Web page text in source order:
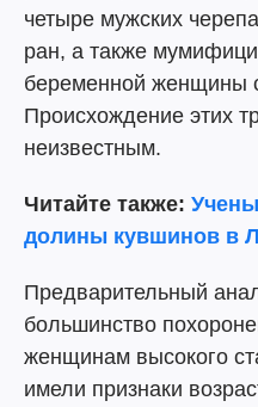
четыре мужских
ран, а также
беременной женщины
Происхождение этих
неизвестным.
Читайте также:
долины кувшинов в
Предварительный
большинство
женщинам высокого
имели признаки